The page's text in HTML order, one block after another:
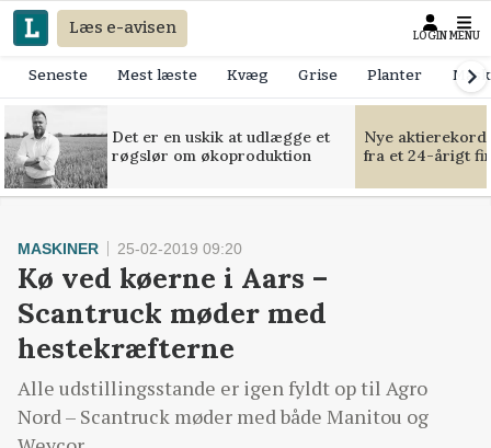
Læs e-avisen LOGIN MENU
Seneste Mest læste Kvæg Grise Planter
Det er en uskik at udlægge et
røgslør om økoproduktion
Nye
fra et 24-årigt
MASKINER 25-02-2019 09:20
Kø ved køerne i Aars –
Scantruck møder med
hestekræfterne
Alle udstillingsstande er igen fyldt op til Agro
Nord – Scantruck møder med både Manitou og